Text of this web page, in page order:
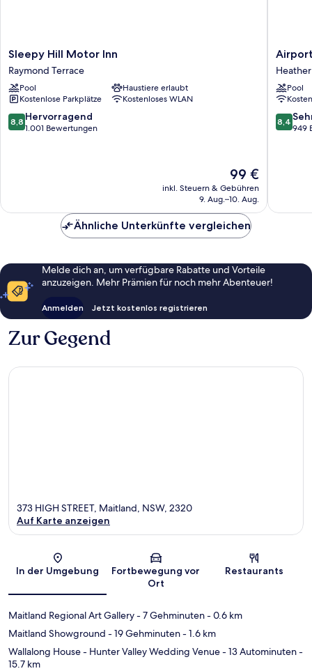
Sleepy
Hill
Motor
Inn
Raymond
Terrace
Sleepy Hill Motor Inn
Raymond Terrace
Pool
Haustiere erlaubt
Kostenlose Parkplätze
Kostenloses WLAN
8.8
von
8,8 Hervorragend
1.001 Bewertungen
Der
Preis
beträgt
99 €
inkl. Steuern & Gebühren
9. Aug.–10. Aug.
Airport
Motel
Sir
Francis
Drake
Pool
8.4
von
8,4
949
Ähnliche Unterkünfte vergleichen
Melde dich an, um verfügbare Rabatte und Vorteile
anzuzeigen. Mehr Prämien für noch mehr Abenteuer!
Anmelden Jetzt kostenlos registrieren
Zur Gegend
Karte
373 HIGH STREET, Maitland, NSW, 2320
Auf Karte anzeigen
In der Umgebung
Fortbewegung vor
Ort
Restaurants
Maitland Regional Art Gallery- 7 Gehminuten- 0.6 km
Maitland Showground - 19 Gehminuten- 1.6 km
Wallalong House - Hunter Valley Wedding Venue- 13 Autominuten-
15.7 km